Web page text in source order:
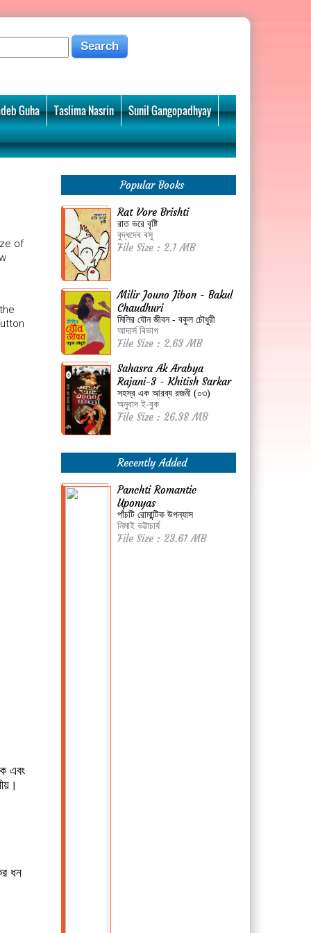
Guha Taslima Nasrin Sunil Gangopadhyay
of
এবং
ধন
Popular Books
Rat Vore Brishti
রাত ভরে বৃষ্টি
বুদ্ধদেব বসু
File Size : 2.1 MB
Milir Jouno Jibon - Bakul
Chaudhuri
মিলির যৌন জীবন - বকুল চৌধুরী
আদার্স বিভাগ
File Size : 2.63 MB
Sahasra Ak Arabya
Rajani-3 - Khitish Sarkar
সহস্র এক আরব্য রজনী (০৩)
অনুবাদ ই-বুক
File Size : 26.38 MB
Recently Added
Panchti Romantic
Uponyas
পাঁচটি রোমান্টিক উপন্যাস
নিমাই ভট্টাচার্য
File Size : 23.61 MB